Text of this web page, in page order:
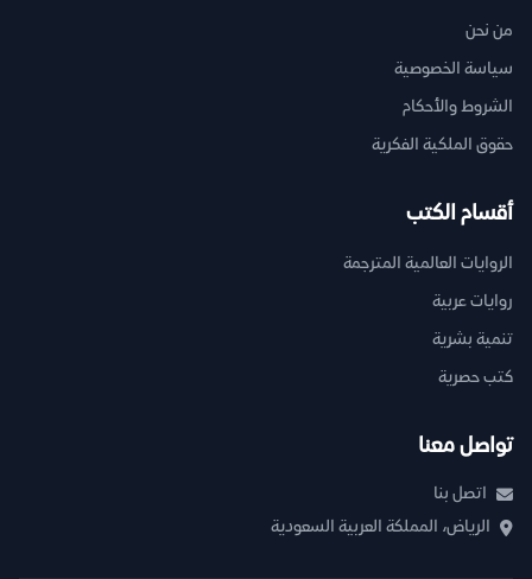
من نحن
سياسة الخصوصية
الشروط والأحكام
حقوق الملكية الفكرية
أقسام الكتب
الروايات العالمية المترجمة
روايات عربية
تنمية بشرية
كتب حصرية
تواصل معنا
اتصل بنا
الرياض، المملكة العربية السعودية